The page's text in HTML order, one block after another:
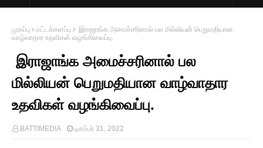
முகப்பு மட்டக்களப்பு
இராஜாங்க அமைச்சரினால் பல மில்லியன் பெறுமதியான
வாழ்வாதார உதவிகள் வழங்கிவைப்பு.
இராஜாங்க அமைச்சரினால் பல
மில்லியன் பெறுமதியான வாழ்வாதார
உதவிகள் வழங்கிவைப்பு.
BATTIMEDIA டிசம்பர் 31, 2022